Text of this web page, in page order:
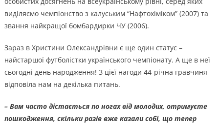
виділяємо чемпіонство з калуським “Нафтохіміком” (2007) та
звання найкращої бомбардирки ЧУ (2006).
Зараз в Христини Олександрівни є ще один статус –
найстаршої футболістки українського чемпіонату. А ще в неї
сьогодні день народження! З цієї нагоди 44-річна гравчиня
відповіла нам на декілька питань.
– Вам часто дістається по ногах від молодих, отримуєте
пошкодження, скільки разів вже казали собі, що тепер